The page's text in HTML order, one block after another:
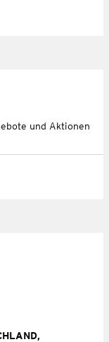
und Aktionen